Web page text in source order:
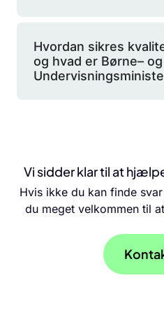
Hvordan sikres
og hvad er Børne– og
Vi sidder klar til at
Hvis ikke du kan finde
du meget velkommen til